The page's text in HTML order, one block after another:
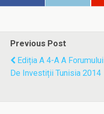
Previous Post
Ediția A 4-A A Forumului
De Investiții Tunisia 2014